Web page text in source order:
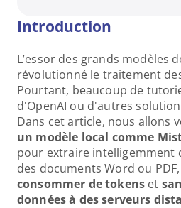
Introduction
L’essor des grands modèles
révolutionné le traitement
Pourtant, beaucoup de
d'OpenAI ou d'autres
Dans cet article, nous allons
un modèle local comme
pour extraire intelligemment
des documents Word ou
consommer de tokens et
données à des serveurs